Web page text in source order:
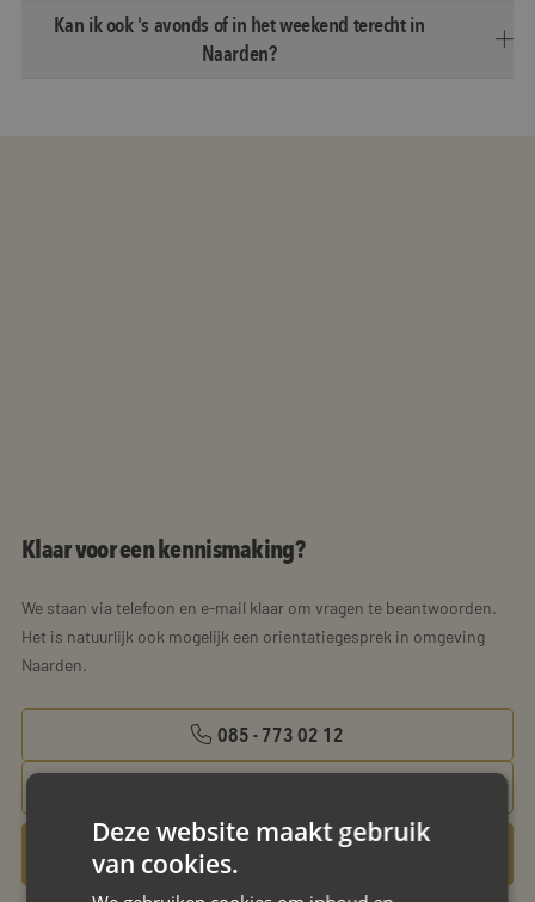
Kan ik ook 's avonds of in het weekend terecht in
Naarden?
Klaar voor een kennismaking?
We staan via telefoon en e-mail klaar om vragen te beantwoorden.
Het is natuurlijk ook mogelijk een orientatiegesprek in omgeving
Naarden.
085 - 773 02 12
Gratis oriëntatiegesprek aanvragen
Deze website maakt gebruik
van cookies.